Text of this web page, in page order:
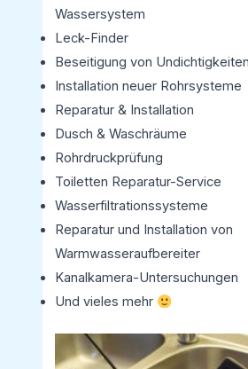
Wassersystem
Leck-Finder
Beseitigung von Undichtigkeiten
Installation neuer Rohrsysteme
Reparatur & Installation
Dusch & Waschräume
Rohrdruckprüfung
Toiletten Reparatur-Service
Wasserfiltrationssysteme
Reparatur und Installation von
Warmwasseraufbereiter
Kanalkamera-Untersuchungen
Und vieles mehr